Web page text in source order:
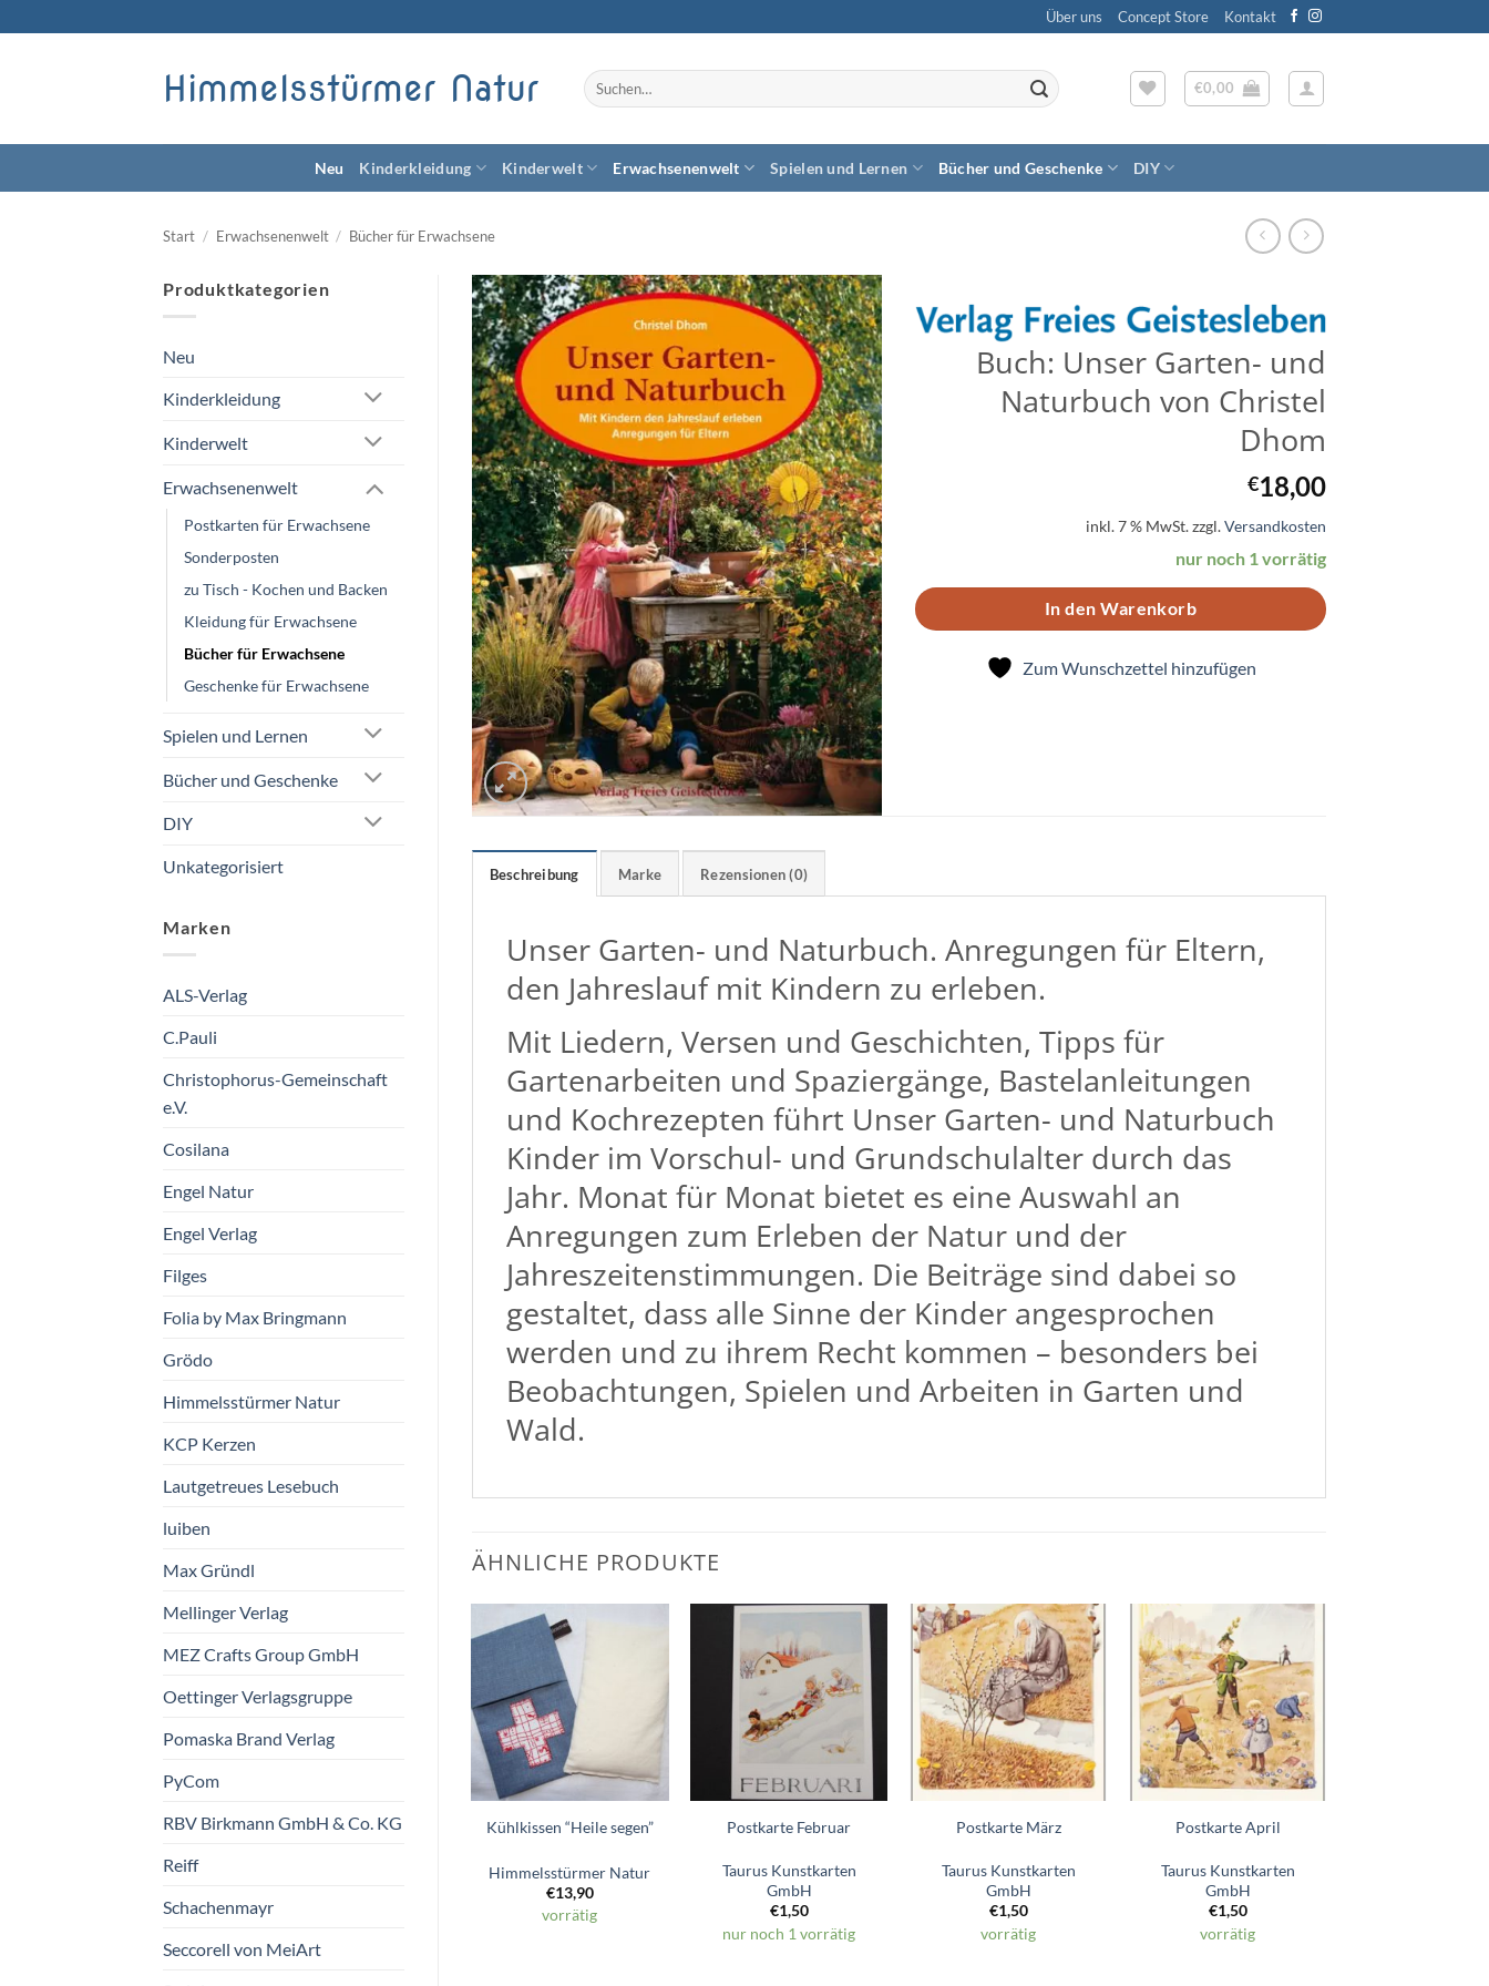
Inhalt
Über uns Concept Store Kontakt
Himmelsstürmer Natur
Suchen
nach:
€0,00
Neu Kinderkleidung Kinderwelt Erwachsenenwelt Spielen und Lernen Bücher und Geschenke DIY
Start / Erwachsenenwelt / Bücher für Erwachsene
Produktkategorien
Neu
Kinderkleidung
Kinderwelt
Erwachsenenwelt
Postkarten für Erwachsene
Sonderposten
zu Tisch - Kochen und Backen
Kleidung für Erwachsene
Bücher für Erwachsene
Geschenke für Erwachsene
Spielen und Lernen
Bücher und Geschenke
DIY
Unkategorisiert
Marken
ALS-Verlag
C.Pauli
Christophorus-Gemeinschaft
e.V.
Cosilana
Engel Natur
Engel Verlag
Filges
Folia by Max Bringmann
Grödo
Himmelsstürmer Natur
KCP Kerzen
Lautgetreues Lesebuch
luiben
Max Gründl
Mellinger Verlag
MEZ Crafts Group GmbH
Oettinger Verlagsgruppe
Pomaska Brand Verlag
PyCom
RBV Birkmann GmbH & Co. KG
Reiff
Schachenmayr
Seccorell von MeiArt
Zum
Wunschzettel
hinzufügen
Buch: Unser Garten- und
Naturbuch von Christel
Dhom
€18,00
inkl. 7 % MwSt.zzgl.Versandkosten
nur noch 1 vorrätig
In den Warenkorb
Zum Wunschzettel hinzufügen
Beschreibung Marke Rezensionen (0)
Unser Garten- und Naturbuch. Anregungen für Eltern,
den Jahreslauf mit Kindern zu erleben.
Mit Liedern, Versen und Geschichten, Tipps für
Gartenarbeiten und Spaziergänge, Bastelanleitungen
und Kochrezepten führt Unser Garten- und Naturbuch
Kinder im Vorschul- und Grundschulalter durch das
Jahr. Monat für Monat bietet es eine Auswahl an
Anregungen zum Erleben der Natur und der
Jahreszeitenstimmungen. Die Beiträge sind dabei so
gestaltet, dass alle Sinne der Kinder angesprochen
werden und zu ihrem Recht kommen – besonders bei
Beobachtungen, Spielen und Arbeiten in Garten und
Wald.
ÄHNLICHE PRODUKTE
Kühlkissen “Heile segen”
Himmelsstürmer Natur
€13,90
vorrätig
Wunschzettel
hinzufügen
Postkarte Februar
Taurus Kunstkarten
GmbH
€1,50
nur noch 1 vorrätig
Zum
Wunschzettel
hinzufügen
Postkarte März
Taurus Kunstkarten
GmbH
€1,50
vorrätig
Zum
Wunschzettel
hinzufügen
Postkarte April
Taurus Kunstkarten
GmbH
€1,50
vorrätig
Zum
hinzufügen
Postkarte Juni
Taurus Kunstkarten
Greifling “Schmeichler”